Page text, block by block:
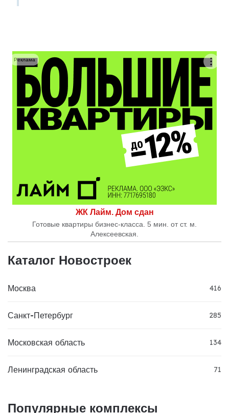
ЖК Лайм. Дом сдан
Готовые квартиры бизнес-класса. 5 мин. от ст. м.
Алексеевская.
Реклама
Каталог Новостроек
Москва 416
Санкт-Петербург 285
Московская область 134
Ленинградская область 71
Популярные комплексы